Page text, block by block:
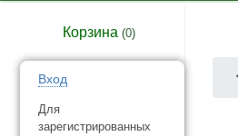
Корзина (0)
Вход
Для
зарегистрированных